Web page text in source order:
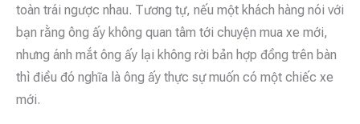
toàn trái ngược nhau. Tương tự, nếu một khách hàng nói với
bạn rằng ông ấy không quan tâm tới chuyện mua xe mới,
nhưng ánh mắt ông ấy lại không rời bản hợp đồng trên bàn
thì điều đó nghĩa là ông ấy thực sự muốn có một chiếc xe
mới.